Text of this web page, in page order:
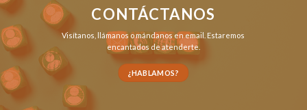
CONTÁCTANOS
Visítanos, llámanosomándanos en email . Estaremos
encantados de atenderte.
¿HABLAMOS?